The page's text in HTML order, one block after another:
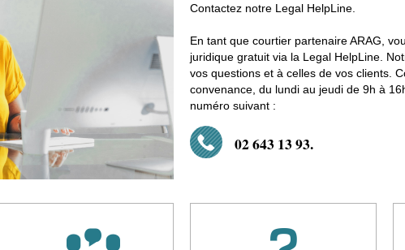
Contactez notre Legal HelpLine.
En tant que courtier partenaire ARAG,
juridique gratuit via la Legal HelpLine.
vos questions et à celles de vos clients.
convenance, du lundi au jeudi de 9h à
numéro suivant :
02 643 13 93.